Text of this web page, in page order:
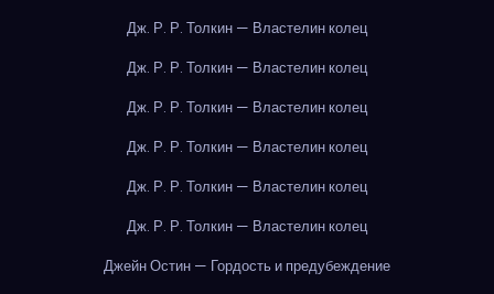
Дж. Р. Р. Толкин — Властелин колец
Дж. Р. Р. Толкин — Властелин колец
Дж. Р. Р. Толкин — Властелин колец
Дж. Р. Р. Толкин — Властелин колец
Дж. Р. Р. Толкин — Властелин колец
Дж. Р. Р. Толкин — Властелин колец
Джейн Остин — Гордость и предубеждение